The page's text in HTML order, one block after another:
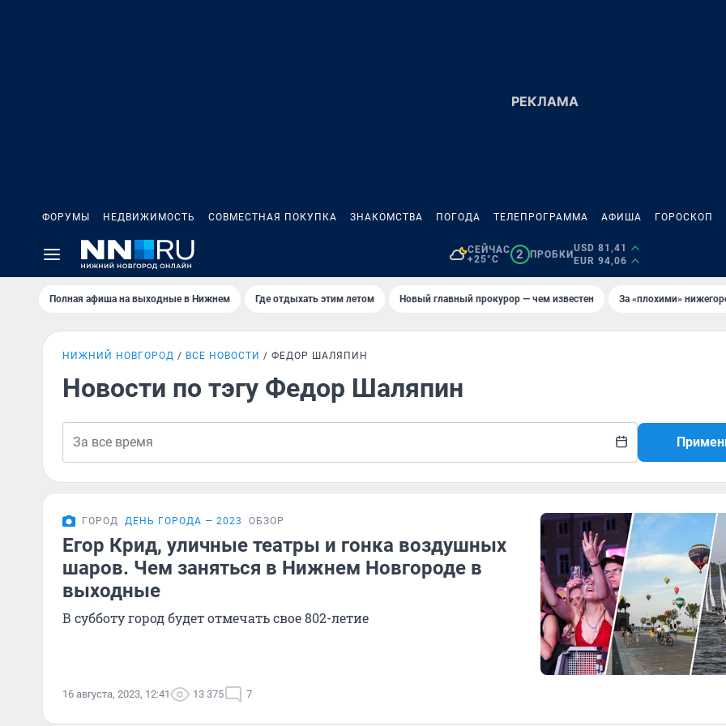
ФОРУМЫ НЕДВИЖИМОСТЬ СОВМЕСТНАЯ ПОКУПКА ЗНАКОМСТВА ПОГОДА ТЕЛЕПРОГРАММА АФИША ГОРОСКОП
СЕЙЧАС
+25°C
2 ПРОБКИ
USD 81,41
EUR 94,06
Полная афиша на выходные в Нижнем Где отдыхать этим летом Новый главный прокурор — чем известен За «плохими»
НИЖНИЙ НОВГОРОД ВСЕ НОВОСТИ ФЕДОР ШАЛЯПИН
Новости по тэгу Федор Шаляпин
ГОРОД ДЕНЬ ГОРОДА — 2023 ОБЗОР
Егор Крид, уличные театры и гонка воздушных
шаров. Чем заняться в Нижнем Новгороде в
выходные
В субботу город будет отмечать свое 802-летие
16 августа, 2023, 12:41 13 375 7